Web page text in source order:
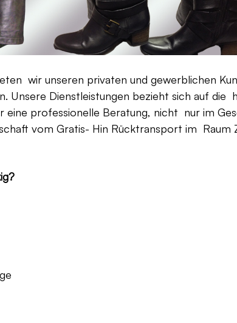
wir unseren privaten und gewerblichen
Unsere Dienstleistungen bezieht sich auf
eine professionelle Beratung, nicht nur im
vom Gratis- Hin Rücktransport im Raum